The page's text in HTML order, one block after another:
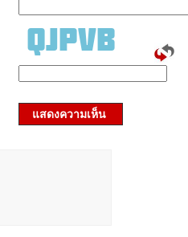
แสดงความเห็น